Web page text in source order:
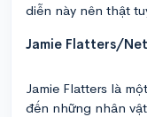
diễn này nên thật
Jamie Flatters/
Jamie Flatters là
đến những nhân